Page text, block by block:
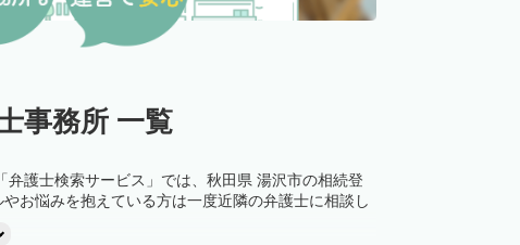
事務所 一覧
護士検索サービス」では、秋田県 湯沢市の相続登
お悩みを抱えている方は一度近隣の弁護士に相談し